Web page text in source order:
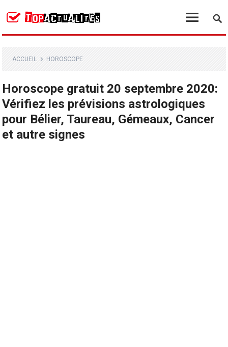
ACCUEIL HOROSCOPE
Horoscope gratuit 20 septembre 2020:
Vérifiez les prévisions astrologiques
pour Bélier, Taureau, Gémeaux, Cancer
et autre signes